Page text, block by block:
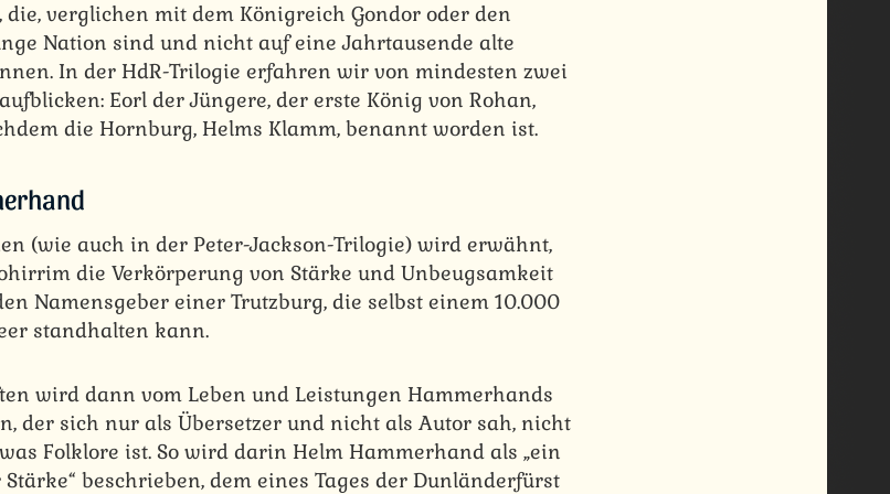
die, verglichen mit dem Königreich Gondor oder den
Nation sind und nicht auf eine Jahrtausende alte
In der HdR-Trilogie erfahren wir von mindesten zwei
Eorl der Jüngere, der erste König von Rohan,
die Hornburg, Helms Klamm, benannt worden ist.
(wie auch in der Peter-Jackson-Trilogie) wird erwähnt,
die Verkörperung von Stärke und Unbeugsamkeit
Namensgeber einer Trutzburg, die selbst einem 10.000
standhalten kann.
wird dann vom Leben und Leistungen Hammerhands
der sich nur als Übersetzer und nicht als Autor sah, nicht
Folklore ist. So wird darin Helm Hammerhand als „ein
beschrieben, dem eines Tages der Dunländerfürst